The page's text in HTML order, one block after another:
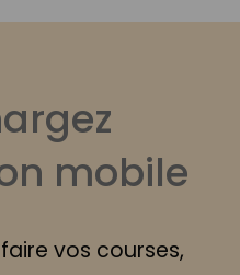
mobile
vos courses,